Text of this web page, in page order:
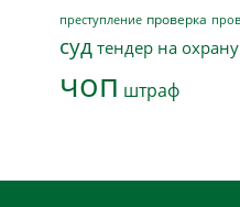
преступление проверка
суд тендер на охрану
чоп штраф